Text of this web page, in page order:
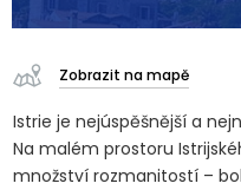
Zobrazit na mapě
Istrie je nejúspěšnější a
Na malém prostoru
množství rozmanitostí –